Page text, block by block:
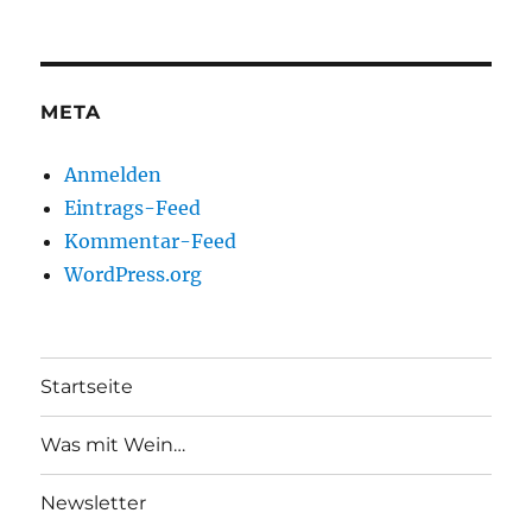
META
Anmelden
Eintrags-Feed
Kommentar-Feed
WordPress.org
Startseite
Was mit Wein…
Newsletter